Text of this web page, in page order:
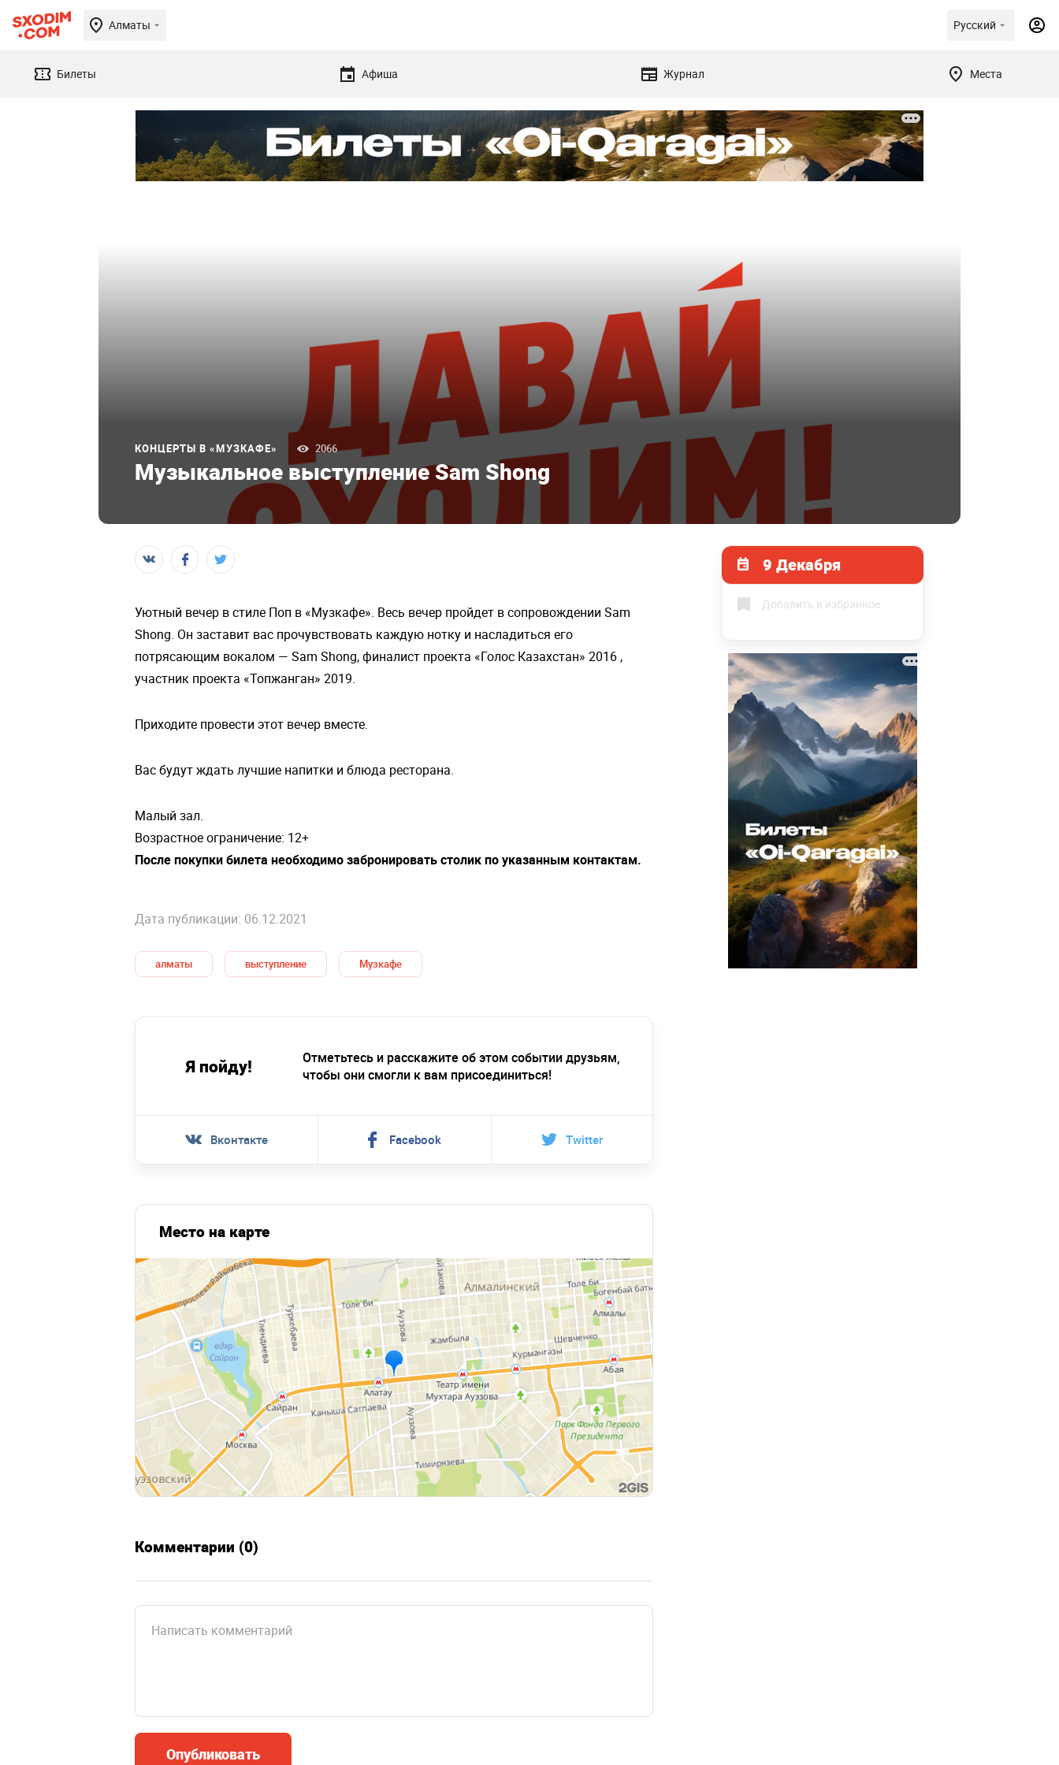
Алматы Русский
Билеты Афиша Журнал Места
КОНЦЕРТЫ В «МУЗКАФЕ» 2066
Музыкальное выступление Sam Shong
9 Декабря
Добавить в избранное
Уютный вечер в стиле Поп в «Музкафе». Весь вечер пройдет в сопровождении Sam
Shong. Он заставит вас прочувствовать каждую нотку и насладиться его
потрясающим вокалом — Sam Shong, финалист проекта «Голос Казахстан» 2016 ,
участник проекта «Топжанган» 2019.
Приходите провести этот вечер вместе.
Вас будут ждать лучшие напитки и блюда ресторана.
Малый зал.
Возрастное ограничение: 12+
После покупки билета необходимо забронировать столик по указанным контактам.
Дата публикации: 06.12.2021
алматы выступление Музкафе
Я пойду!
Отметьтесь и расскажите об этом событии друзьям,
чтобы они смогли к вам присоединиться!
Вконтакте Facebook Twitter
Место на карте
Комментарии (0)
Опубликовать